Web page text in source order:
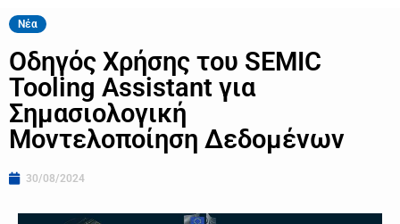
Νέα
Οδηγός Χρήσης του SEMIC
Tooling Assistant για
Σημασιολογική
Μοντελοποίηση Δεδομένων
30/08/2024